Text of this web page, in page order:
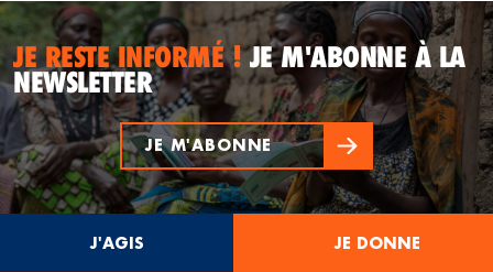
JE RESTE INFORMÉ !JE M'ABONNE À LA
NEWSLETTER
JE M'ABONNE
J'AGIS JE DONNE